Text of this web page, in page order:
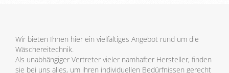
Wir bieten Ihnen hier ein vielfältiges Angebot rund um die
Wäschereitechnik.
Als unabhängiger Vertreter vieler namhafter Hersteller, finden
sie bei uns alles, um ihren individuellen Bedürfnissen gerecht